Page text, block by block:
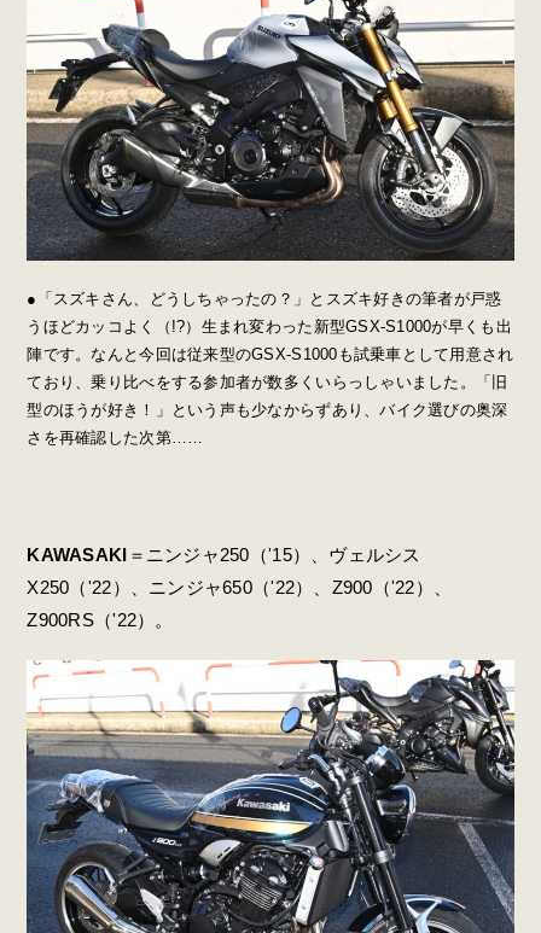
●「スズキさん、どうしちゃったの？」とスズキ好きの筆者が戸惑
うほどカッコよく（!?）生まれ変わった新型GSX-S1000が早くも出
陣です。なんと今回は従来型のGSX-S1000も試乗車として用意され
ており、乗り比べをする参加者が数多くいらっしゃいました。「旧
型のほうが好き！」という声も少なからずあり、バイク選びの奥深
さを再確認した次第……
KAWASAKI ＝ニンジャ250（'15）、ヴェルシス
X250（'22）、ニンジャ650（'22）、Z900（'22）、
Z900RS（'22）。